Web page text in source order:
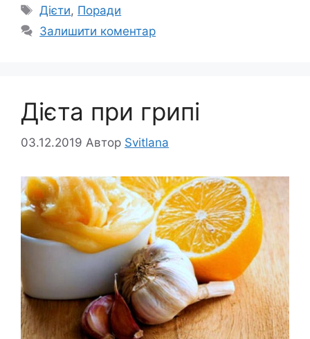
Позначки
Дієти, Поради
Залишити коментар
Дієта при грипі
03.12.2019 Автор Svitlana